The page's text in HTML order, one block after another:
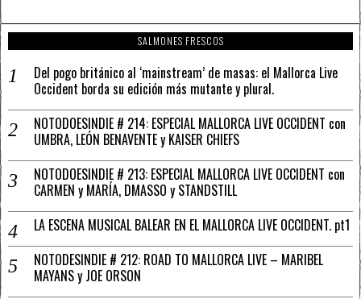
SALMONES FRESCOS
Del pogo británico al ‘mainstream’ de masas: el Mallorca Live
Occident borda su edición más mutante y plural.
NOTODOESINDIE # 214: ESPECIAL MALLORCA LIVE OCCIDENT con
UMBRA, LEÓN BENAVENTE y KAISER CHIEFS
NOTODOESINDIE # 213: ESPECIAL MALLORCA LIVE OCCIDENT con
CARMEN y MARÍA, DMASSO y STANDSTILL
LA ESCENA MUSICAL BALEAR EN EL MALLORCA LIVE OCCIDENT. pt1
NOTODESINDIE # 212: ROAD TO MALLORCA LIVE – MARIBEL
MAYANS y JOE ORSON